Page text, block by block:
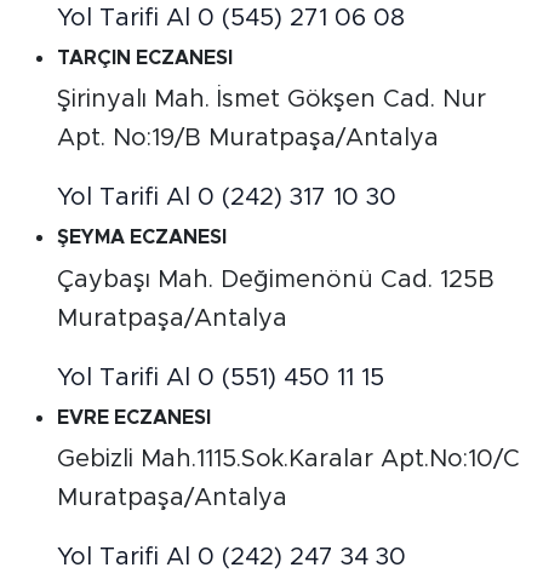
Yol Tarifi Al 0 (545) 271 06 08
TARÇIN ECZANESI
Şirinyalı Mah. İsmet Gökşen Cad. Nur
Apt. No:19/B Muratpaşa/Antalya
Yol Tarifi Al 0 (242) 317 10 30
ŞEYMA ECZANESI
Çaybaşı Mah. Değimenönü Cad. 125B
Muratpaşa/Antalya
Yol Tarifi Al 0 (551) 450 11 15
EVRE ECZANESI
Gebizli Mah.1115.Sok.Karalar Apt.No:10/C
Muratpaşa/Antalya
Yol Tarifi Al 0 (242) 247 34 30